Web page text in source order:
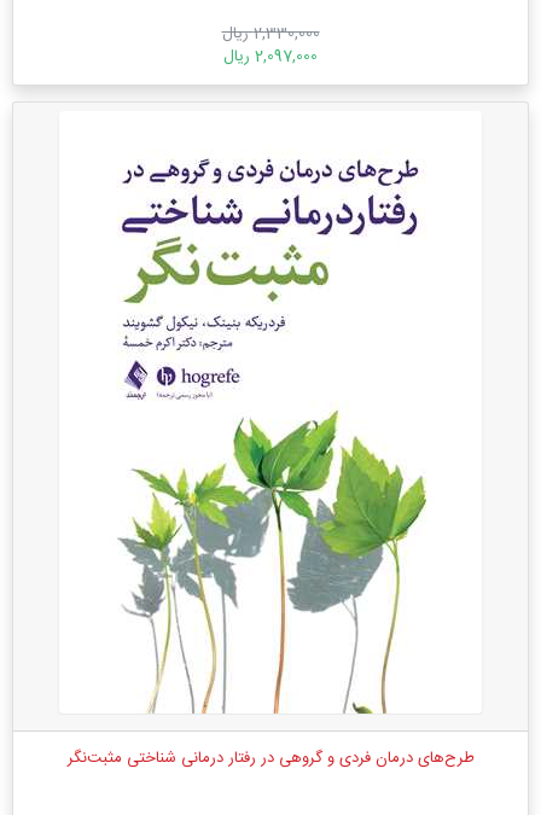
2,330,000 ریال
2,097,000 ریال
طرح‌های درمان فردی و گروهی در رفتار درمانی شناختی مثبت‌نگر